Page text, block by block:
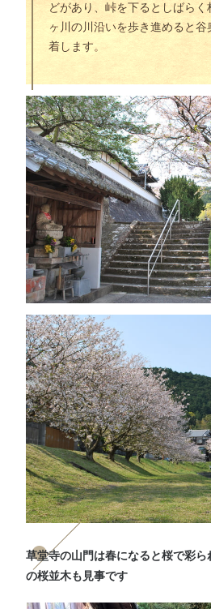
どがあり、峠を下るとしばらく
ヶ川の川沿いを歩き進めると谷
着します。
草堂寺の山門は春になると桜で彩ら
の桜並木も見事です